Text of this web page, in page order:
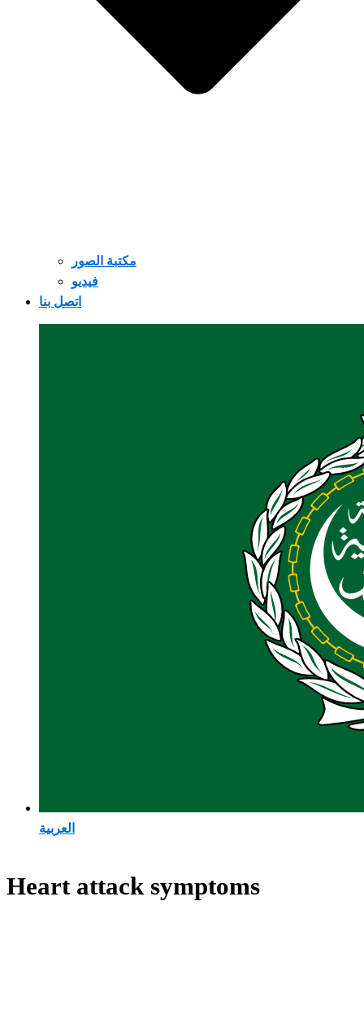
مكتبة الصور
فيديو
اتصل بنا
العربية
Heart attack symptoms